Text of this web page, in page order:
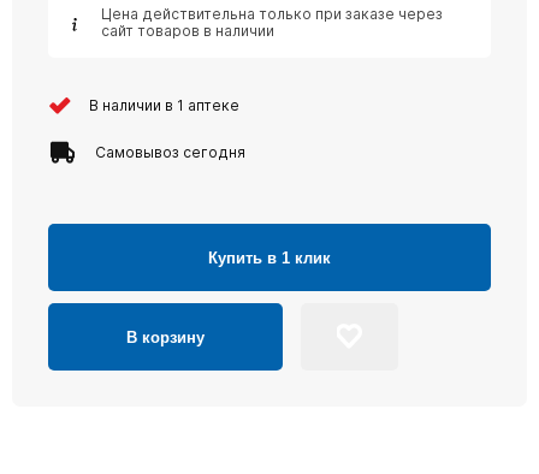
Цена действительна только при заказе через
сайт товаров в наличии
В наличии в 1 аптеке
Самовывоз сегодня
Купить в 1 клик
В корзину